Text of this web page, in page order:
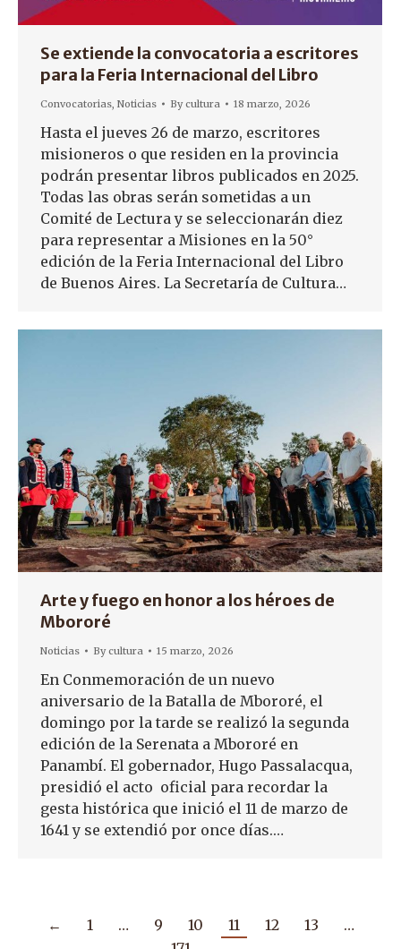
Se extiende la convocatoria a escritores
para la Feria Internacional del Libro
Convocatorias Noticias Bycultura 18 marzo, 2026
Hasta el jueves 26 de marzo, escritores
misioneros o que residen en la provincia
podrán presentar libros publicados en 2025.
Todas las obras serán sometidas a un
Comité de Lectura y se seleccionarán diez
para representar a Misiones en la 50°
edición de la Feria Internacional del Libro
de Buenos Aires. La Secretaría de Cultura…
Arte y fuego en honor a los héroes de
Mbororé
Noticias Bycultura 15 marzo, 2026
En Conmemoración de un nuevo
aniversario de la Batalla de Mbororé, el
domingo por la tarde se realizó la segunda
edición de la Serenata a Mbororé en
Panambí. El gobernador, Hugo Passalacqua,
presidió el acto oficial para recordar la
gesta histórica que inició el 11 de marzo de
1641 y se extendió por once días.…
← 1 … 9 10 11 12 13
…